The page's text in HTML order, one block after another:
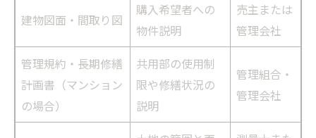
建物図面・間取り図
購入希望者への
物件説明
売主または
管理会社
管理規約・長期修繕
計画書（マンション
の場合）
共用部の使用制
限や修繕状況の
説明
管理組合・
管理会社